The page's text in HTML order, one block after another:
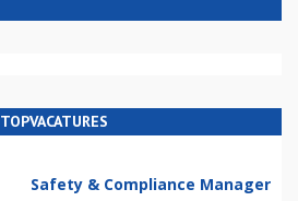
TOPVACATURES
Safety & Compliance Manager